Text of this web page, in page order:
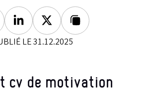
LinkedinTwitterLien copié
LE 31.12.2025
cv de motivation